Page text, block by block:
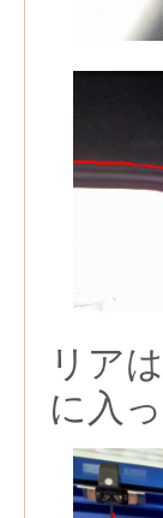
リア
に入